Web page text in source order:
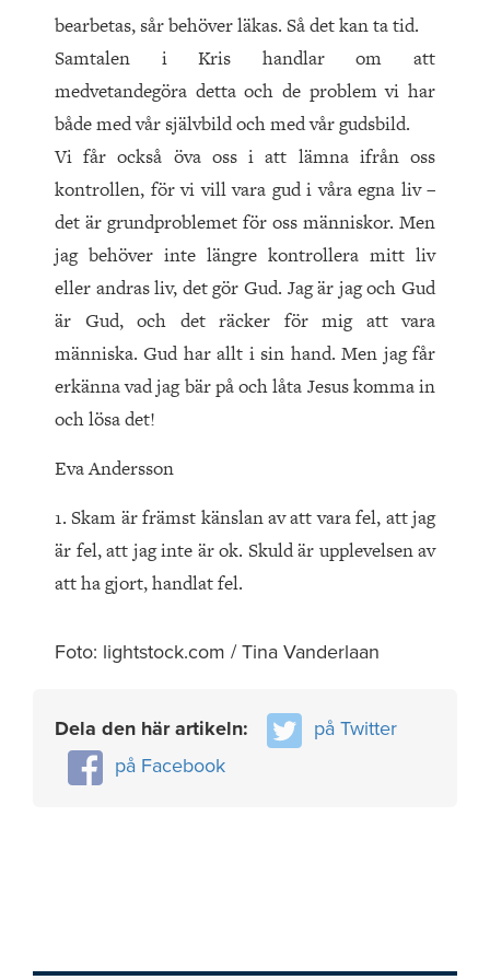
bearbetas, sår behöver läkas. Så det kan ta tid.
Samtalen i Kris handlar om att
medvetandegöra detta och de problem vi har
både med vår självbild och med vår gudsbild.
Vi får också öva oss i att lämna ifrån oss
kontrollen, för vi vill vara gud i våra egna liv –
det är grundproblemet för oss människor. Men
jag behöver inte längre kontrollera mitt liv
eller andras liv, det gör Gud. Jag är jag och Gud
är Gud, och det räcker för mig att vara
människa. Gud har allt i sin hand. Men jag får
erkänna vad jag bär på och låta Jesus komma in
och lösa det!
Eva Andersson
1. Skam är främst känslan av att vara fel, att jag
är fel, att jag inte är ok. Skuld är upplevelsen av
att ha gjort, handlat fel.
Foto: lightstock.com / Tina Vanderlaan
Dela den här artikeln:
på Twitter
på Facebook